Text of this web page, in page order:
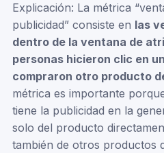
Explicación: La métrica
publicidad” consiste en las
dentro de la ventana de
personas hicieron clic en
compraron otro producto
métrica es importante
tiene la publicidad en la
solo del producto
también de otros productos